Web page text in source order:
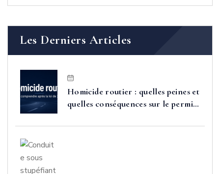
Les Derniers Articles
Homicide routier : quelles peines et
quelles conséquences sur le permis